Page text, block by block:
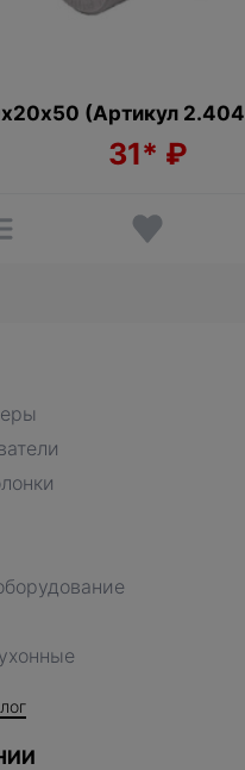
(Артикул
31* ₽